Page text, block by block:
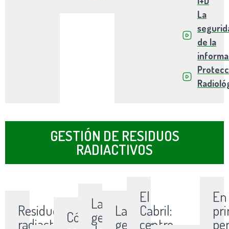
La
de la
GESTIÓN DE RESIDUOS
RADIACTIVOS
Residuos
radiactivos:Cómo
La
gestión
La
gestión
El
Cabril:
centro
En